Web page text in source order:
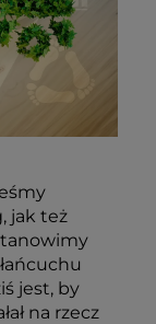
jak też
jest, by
na rzecz